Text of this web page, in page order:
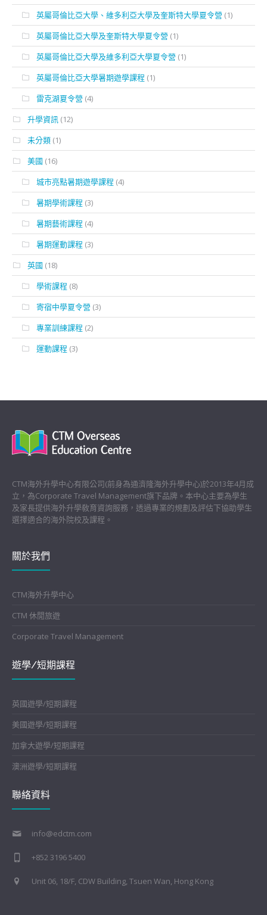
英屬哥倫比亞大學、維多利亞大學及奎斯特大學夏令營 (1)
英屬哥倫比亞大學及奎斯特大學夏令營 (1)
英屬哥倫比亞大學及維多利亞大學夏令營 (1)
英屬哥倫比亞大學暑期遊學課程 (1)
雷克湖夏令營 (4)
升學資訊 (12)
未分類 (1)
美國 (16)
城市亮點暑期遊學課程 (4)
暑期學術課程 (3)
暑期藝術課程 (4)
暑期運動課程 (3)
英國 (18)
學術課程 (8)
寄宿中學夏令營 (3)
專業訓練課程 (2)
運動課程 (3)
CTM海外升學中心有限公司(前身為通濟隆海外升學中心)於2013年4月成
立，為Corporate Travel Management旗下品牌。本中心主要為學生
及家長提供海外升學敎育資詢服務，透過專業的規劃及評估下協助學生
選擇適合的海外院校及課程。
關於我們
CTM海外升學中心
CTM 休閒旅遊
Corporate Travel Management
遊學/短期課程
英國遊學/短期課程
美國遊學/短期課程
加拿大遊學/短期課程
澳洲遊學/短期課程
聯絡資料
info@edctm.com
+852 3196 5400
Unit 06, 18/F, CDW Building, Tsuen Wan, Hong Kong